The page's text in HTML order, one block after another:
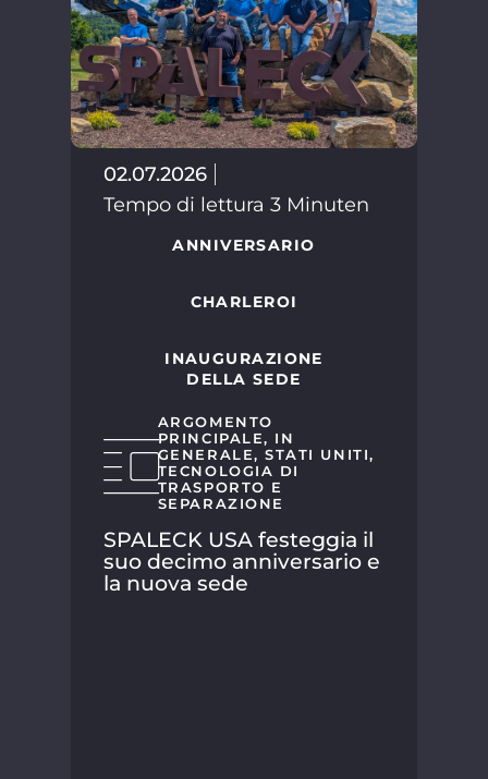
02.07.2026
Tempo di lettura 3 Minuten
ANNIVERSARIO
CHARLEROI
INAUGURAZIONE
DELLA SEDE
ARGOMENTO
PRINCIPALE, IN
GENERALE,STATI UNITI,
TECNOLOGIA DI
TRASPORTO E
SEPARAZIONE
SPALECK USA festeggia il
suo decimo anniversario e
la nuova sede